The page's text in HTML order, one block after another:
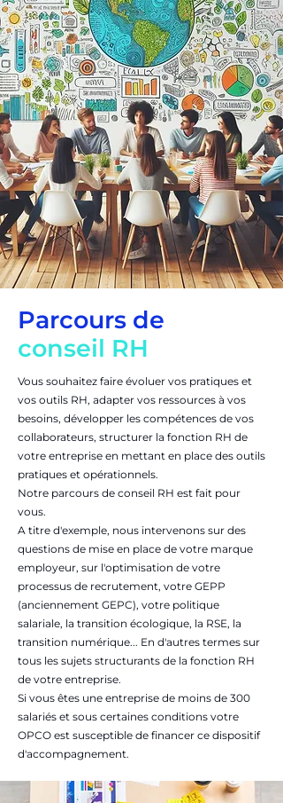
Parcours de
conseil RH
Vous souhaitez faire évoluer vos pratiques et
vos outils RH, adapter vos ressources à vos
besoins, développer les compétences de vos
collaborateurs, structurer la fonction RH de
votre entreprise en mettant en place des outils
pratiques et opérationnels.
Notre parcours de conseil RH est fait pour
vous.
A titre d'exemple, nous intervenons sur des
questions de mise en place de votre marque
employeur, sur l'optimisation de votre
processus de recrutement, votre GEPP
(anciennement GEPC), votre politique
salariale, la transition écologique, la RSE, la
transition numérique... En d'autres termes sur
tous les sujets structurants de la fonction RH
de votre entreprise.
Si vous êtes une entreprise de moins de 300
salariés et sous certaines conditions votre
OPCO est susceptible de financer ce dispositif
d'accompagnement.